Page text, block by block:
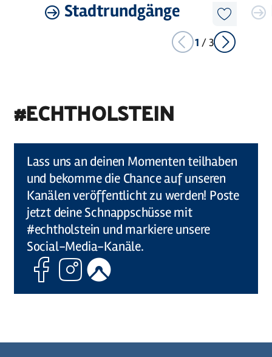
Diesen
Artikel
merken
Stadtrundgänge
Mehr
erfahren
Mehr
1 /3
#ECHTHOLSTEIN
Lass uns an deinen Momenten teilhaben
und bekomme die Chance auf unseren
Kanälen veröffentlicht zu werden! Poste
jetzt deine Schnappschüsse mit
#echtholstein und markiere unsere
Social-Media-Kanäle.
FacebookInstagram
Komoot